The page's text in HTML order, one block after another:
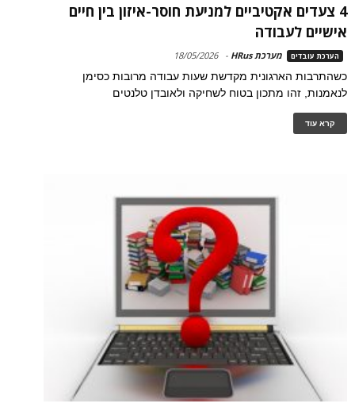
4 צעדים אקטיביים למניעת חוסר-איזון בין חיים
אישיים לעבודה
הערכת עובדים מערכת HRus -
18/05/2026
כשהתרבות הארגונית מקדשת שעות עבודה מרובות כסימן
לנאמנות, זהו מתכון בטוח לשחיקה ולאובדן טלנטים
קרא עוד